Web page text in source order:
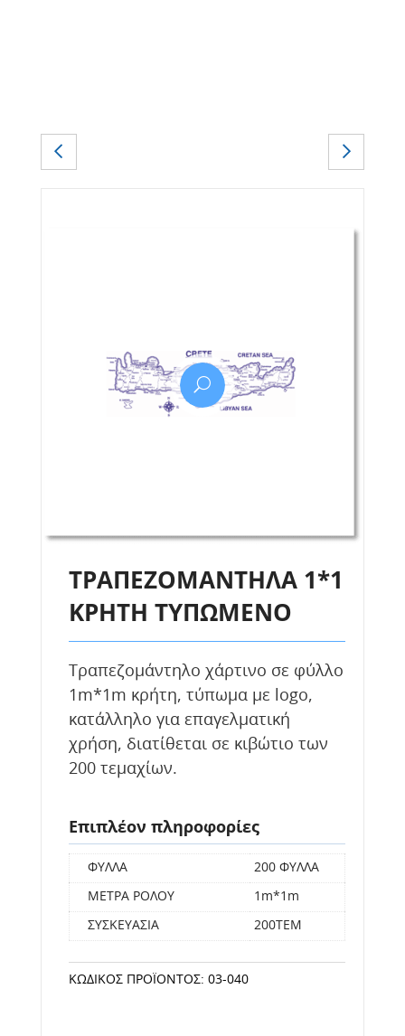
ΤΡΑΠΕΖΟΜΑΝΤΗΛΑ 1*1
ΚΡΗΤΗ ΤΥΠΩΜΕΝΟ
Τραπεζομάντηλο χάρτινο σε φύλλο
1m*1m κρήτη, τύπωμα με logo,
κατάλληλο για επαγελματική
χρήση, διατίθεται σε κιβώτιο των
200 τεμαχίων.
Επιπλέον πληροφορίες
ΦΥΛΛΑ 200 ΦΥΛΛΑ
ΜΕΤΡΑ ΡΟΛΟΥ 1m*1m
ΣΥΣΚΕΥΑΣΙΑ 200ΤΕΜ
ΚΩΔΙΚΌΣ ΠΡΟΪΌΝΤΟΣ: 03-040